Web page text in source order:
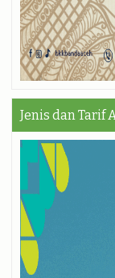
Jenis dan Tarif